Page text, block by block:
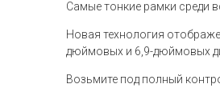
Самые тонкие рамки среди
Новая технология
дюймовых и 6,9-дюймовых
Возьмите под полный